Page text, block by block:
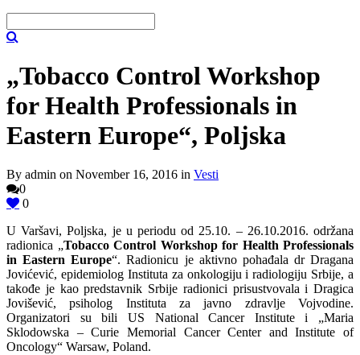
„Tobacco Control Workshop
for Health Professionals in
Eastern Europe“, Poljska
By admin on November 16, 2016 in Vesti
0
0
U Varšavi, Poljska, je u periodu od 25.10. – 26.10.2016. održana
radionica „Tobacco Control Workshop for Health Professionals
in Eastern Europe“. Radionicu je aktivno pohađala dr Dragana
Jovićević, epidemiolog Instituta za onkologiju i radiologiju Srbije, a
takođe je kao predstavnik Srbije radionici prisustvovala i Dragica
Jovišević, psiholog Instituta za javno zdravlje Vojvodine.
Organizatori su bili US National Cancer Institute i „Maria
Sklodowska – Curie Memorial Cancer Center and Institute of
Oncology“ Warsaw, Poland.